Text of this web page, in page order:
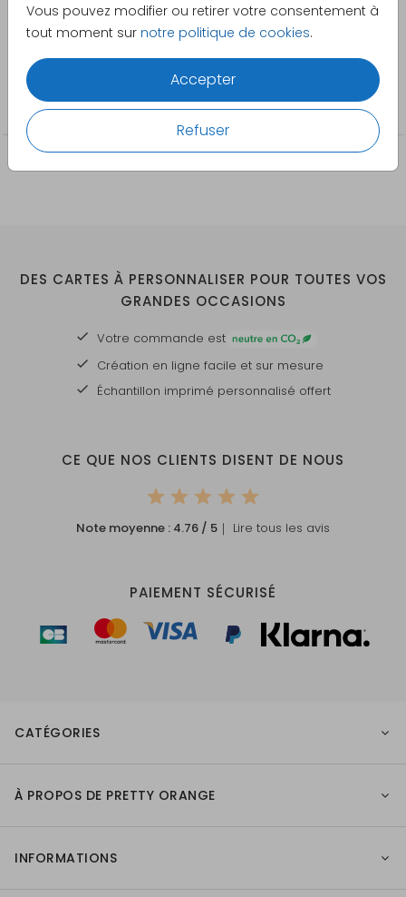
Vous pouvez modifier ou retirer votre consentement à
tout moment sur notre politique de cookies.
Accepter
Refuser
Créateur
Made for Moments
Catégorie
Confirmation
DES CARTES À PERSONNALISER POUR TOUTES VOS
GRANDES OCCASIONS
Votre commande est
Création en ligne facile et sur mesure
Échantillon imprimé personnalisé offert
CE QUE NOS CLIENTS DISENT DE NOUS
Note moyenne : 4.76 / 5 ｜ Lire tous les avis
PAIEMENT SÉCURISÉ
CATÉGORIES
À PROPOS DE PRETTY ORANGE
INFORMATIONS